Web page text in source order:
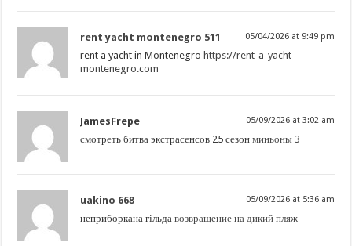
rent yacht montenegro 511 05/04/2026 at 9:49 pm
rent a yacht in Montenegro https://rent-a-yacht-
montenegro.com
JamesFrepe 05/09/2026 at 3:02 am
смотреть битва экстрасенсов 25 сезонминьоны 3
uakino 668 05/09/2026 at 5:36 am
неприборкана гільдавозвращение на дикий пляж